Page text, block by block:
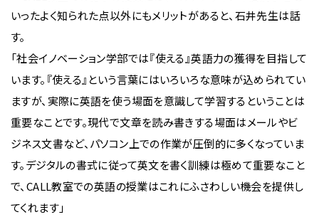
いったよく知られた点以外にもメリットがあると、石井先生は話
す。
「社会イノベーション学部では『使える』英語力の獲得を目指して
います。『使える』という言葉にはいろいろな意味が込められてい
ますが、実際に英語を使う場面を意識して学習するということは
重要なことです。現代で文章を読み書きする場面はメールやビ
ジネス文書など、パソコン上での作業が圧倒的に多くなっていま
す。デジタルの書式に従って英文を書く訓練は極めて重要なこと
で、CALL教室での英語の授業はこれにふさわしい機会を提供し
てくれます」